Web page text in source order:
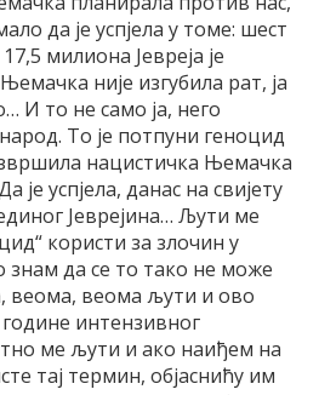
да је успјела у томе: шест
милиона Јевреја је
није изгубила рат, ја
И то не само ја, него
народ. То је потпуни геноцид
нацистичка Њемачка
је успјела, данас на свијету
Јеврејина… Љути ме
користи за злочин у
да се то тако не може
веома, веома љути и ово
интензивног
ме љути и ако наиђем на
тај термин, објаснићу им